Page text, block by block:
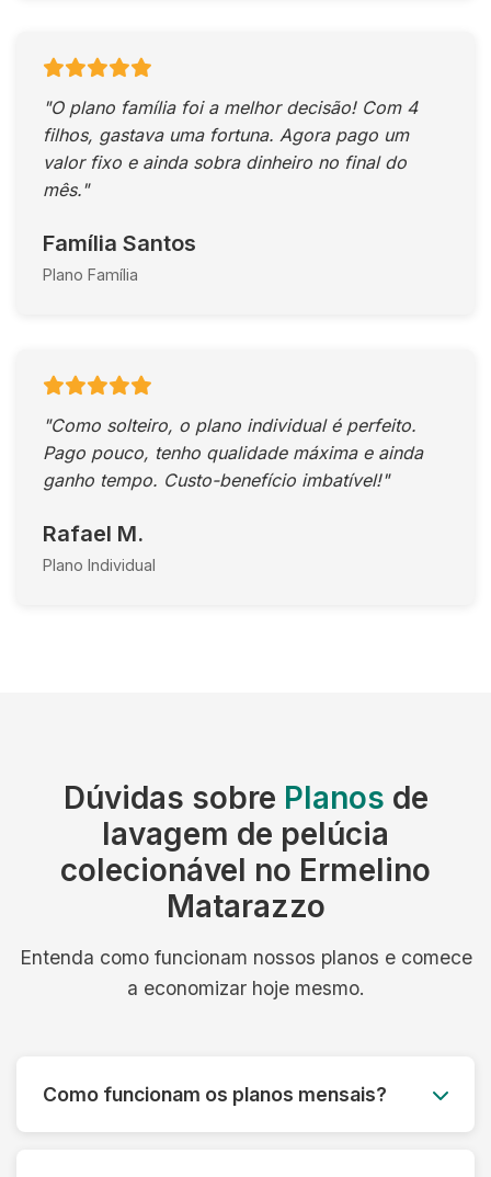
"O plano família foi a melhor decisão! Com 4
filhos, gastava uma fortuna. Agora pago um
valor fixo e ainda sobra dinheiro no final do
mês."
Família Santos
Plano Família
"Como solteiro, o plano individual é perfeito.
Pago pouco, tenho qualidade máxima e ainda
ganho tempo. Custo-benefício imbatível!"
Rafael M.
Plano Individual
Dúvidas sobre Planos de
lavagem de pelúcia
colecionável no Ermelino
Matarazzo
Entenda como funcionam nossos planos e comece
a economizar hoje mesmo.
Como funcionam os planos mensais?